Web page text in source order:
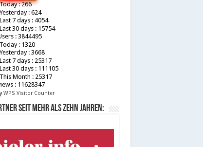
: 266
: 624
7 days : 4054
30 days : 15754
: 3844495
: 1320
: 3668
7 days : 25317
30 days : 111105
Month : 25317
: 11628347
WPS Visitor Counter
seit mehr als zehn Jahren: